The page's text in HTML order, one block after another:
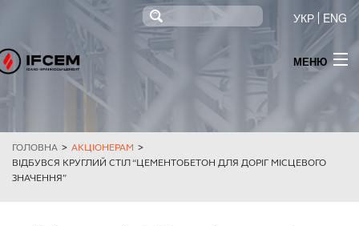
УКР ENG
МЕНЮ
ПРО КОМПАНІЮ
ПРОДУКЦІЯ
ГОЛОВНА > АКЦІОНЕРАМ >
ВІДБУВСЯ КРУГЛИЙ СТІЛ “ЦЕМЕНТОБЕТОН ДЛЯ ДОРІГ МІСЦЕВОГО
ЗНАЧЕННЯ”